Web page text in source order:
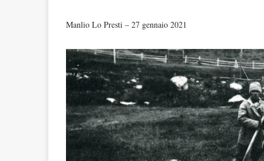
Manlio Lo Presti – 27 gennaio 2021